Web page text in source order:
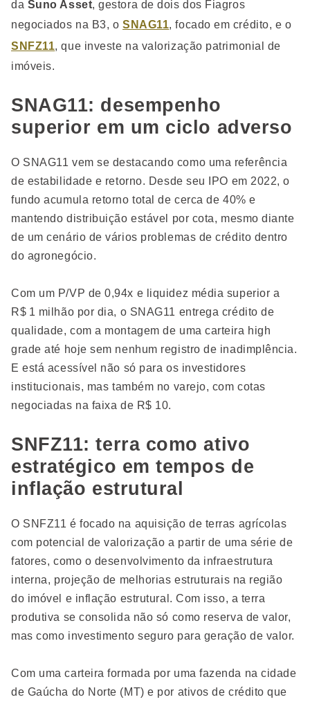
da Suno Asset, gestora de dois dos Fiagros
negociados na B3, oSNAG11, focado em crédito, e o
SNFZ11, que investe na valorização patrimonial de
imóveis.
SNAG11: desempenho
superior em um ciclo adverso
O SNAG11 vem se destacando como uma referência
de estabilidade e retorno. Desde seu IPO em 2022, o
fundo acumula retorno total de cerca de 40% e
mantendo distribuição estável por cota, mesmo diante
de um cenário de vários problemas de crédito dentro
do agronegócio.
Com um P/VP de 0,94x e liquidez média superior a
R$ 1 milhão por dia, o SNAG11 entrega crédito de
qualidade, com a montagem de uma carteira high
grade até hoje sem nenhum registro de inadimplência.
E está acessível não só para os investidores
institucionais, mas também no varejo, com cotas
negociadas na faixa de R$ 10.
SNFZ11: terra como ativo
estratégico em tempos de
inflação estrutural
O SNFZ11 é focado na aquisição de terras agrícolas
com potencial de valorização a partir de uma série de
fatores, como o desenvolvimento da infraestrutura
interna, projeção de melhorias estruturais na região
do imóvel e inflação estrutural. Com isso, a terra
produtiva se consolida não só como reserva de valor,
mas como investimento seguro para geração de valor.
Com uma carteira formada por uma fazenda na cidade
de Gaúcha do Norte (MT) e por ativos de crédito que